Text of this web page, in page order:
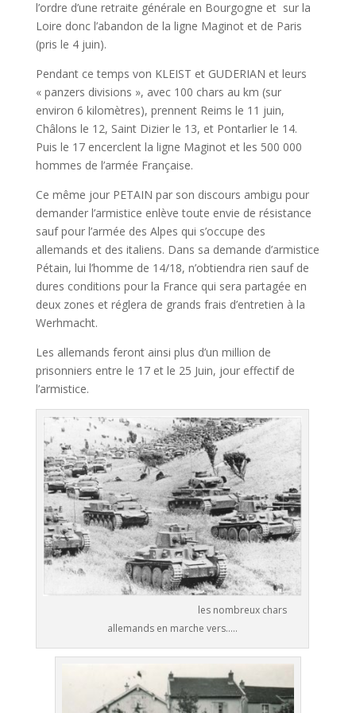
l’ordre d’une retraite générale en Bourgogne et sur la
Loire donc l’abandon de la ligne Maginot et de Paris
(pris le 4 juin).
Pendant ce temps von KLEIST et GUDERIAN et leurs
« panzers divisions », avec 100 chars au km (sur
environ 6 kilomètres), prennent Reims le 11 juin,
Châlons le 12, Saint Dizier le 13, et Pontarlier le 14.
Puis le 17 encerclent la ligne Maginot et les 500 000
hommes de l’armée Française.
Ce même jour PETAIN par son discours ambigu pour
demander l’armistice enlève toute envie de résistance
sauf pour l’armée des Alpes qui s’occupe des
allemands et des italiens. Dans sa demande d’armistice
Pétain, lui l’homme de 14/18, n’obtiendra rien sauf de
dures conditions pour la France qui sera partagée en
deux zones et réglera de grands frais d’entretien à la
Werhmacht.
Les allemands feront ainsi plus d’un million de
prisonniers entre le 17 et le 25 Juin, jour effectif de
l’armistice.
les nombreux chars
allemands en marche vers…..